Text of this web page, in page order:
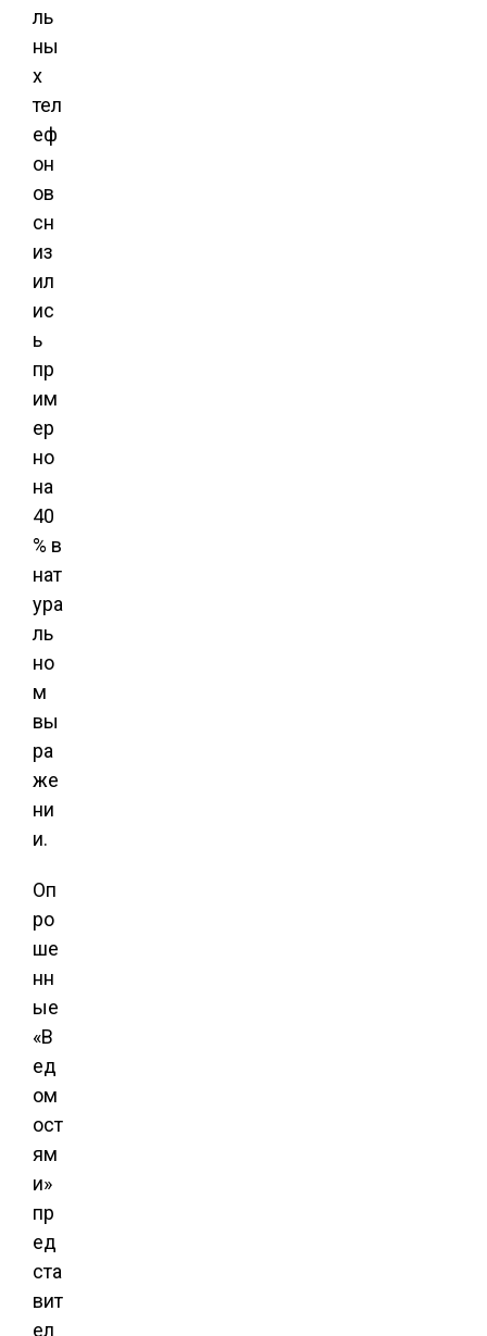
ль
ны
х
тел
еф
он
ов
сн
из
ил
ис
ь
пр
им
ер
но
на
40
% в
нат
ура
ль
но
м
вы
ра
же
ни
и.
Оп
ро
ше
нн
ые
«В
ед
ом
ост
ям
и»
пр
ед
ста
вит
ел